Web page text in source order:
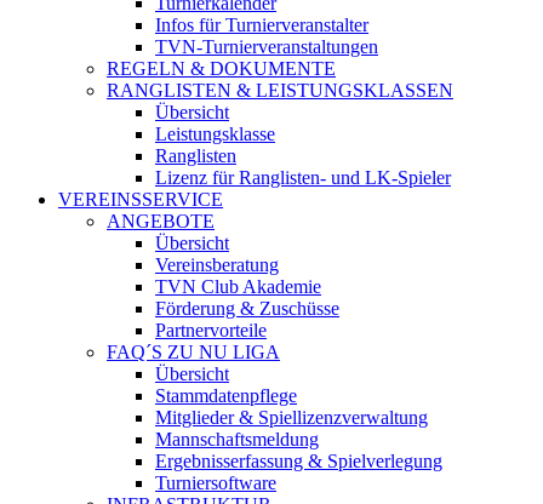
Infos für Turnierveranstalter
TVN-Turnierveranstaltungen
REGELN & DOKUMENTE
RANGLISTEN & LEISTUNGSKLASSEN
Übersicht
Leistungsklasse
Ranglisten
Lizenz für Ranglisten- und LK-Spieler
VEREINSSERVICE
ANGEBOTE
Übersicht
Vereinsberatung
TVN Club Akademie
Förderung & Zuschüsse
Partnervorteile
FAQ´S ZU NU LIGA
Übersicht
Stammdatenpflege
Mitglieder & Spiellizenzverwaltung
Mannschaftsmeldung
Ergebnisserfassung & Spielverlegung
Turniersoftware